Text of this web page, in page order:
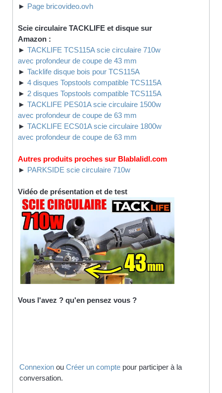
► Page bricovideo.ovh
Scie circulaire TACKLIFE et disque sur
Amazon :
► TACKLIFE TCS115A scie circulaire 710w
avec profondeur de coupe de 43 mm
► Tacklife disque bois pour TCS115A
► 4 disques Topstools compatible TCS115A
► 2 disques Topstools compatible TCS115A
► TACKLIFE PES01A scie circulaire 1500w
avec profondeur de coupe de 63 mm
► TACKLIFE ECS01A scie circulaire 1800w
avec profondeur de coupe de 63 mm
Autres produits proches sur Blablalidl.com
► PARKSIDE scie circulaire 710w
Vidéo de présentation et de test
Vous l'avez ? qu'en pensez vous ?
Connexion ou Créer un compte pour participer à la
conversation.